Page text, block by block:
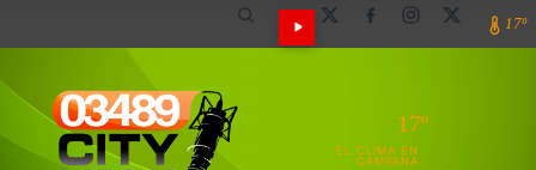
17º
17º
EL CLIMA EN
CAMPANA